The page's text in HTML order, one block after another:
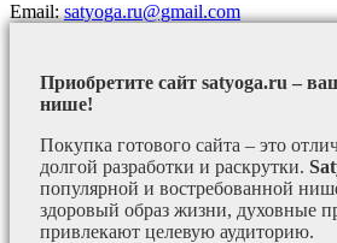
Email:satyoga.ru@gmail.com
Приобретите сайт satyoga.ru –
нише!
Покупка готового сайта – это
долгой разработки и раскрутки.
популярной и востребованной
здоровый образ жизни, духовные
привлекают целевую аудиторию.